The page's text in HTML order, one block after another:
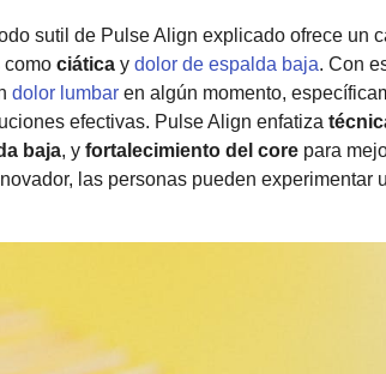
sutil de Pulse Align explicado ofrece un
como ciática y dolor de espalda baja. Con
dolor lumbar en algún momento,
efectivas. Pulse Align enfatiza
baja, y fortalecimiento del core para
las personas pueden experimentar